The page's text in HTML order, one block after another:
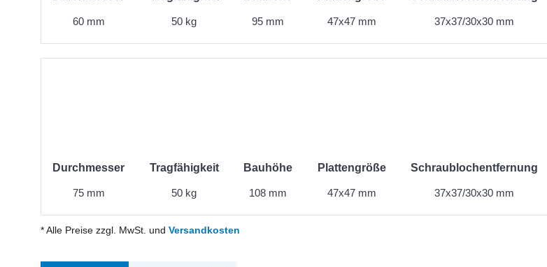
60 mm 50 kg 95 mm 47x47 mm 37x37/30x30 mm
Durchmesser
75 mm
Tragfähigkeit
50 kg
Bauhöhe
108 mm
Plattengröße
47x47 mm
Schraublochentfernung
37x37/30x30 mm
* Alle Preise zzgl. MwSt. und Versandkosten